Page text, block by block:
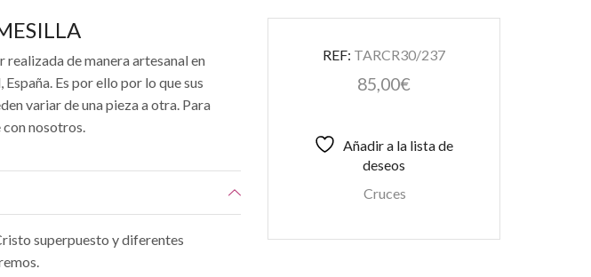
REF: TARCR30/237
85,00€
Añadir a la lista de
deseos
Cruces
realizada de manera artesanal en
Es por ello por lo que sus
variar de una pieza a otra. Para
nosotros.
superpuesto y diferentes